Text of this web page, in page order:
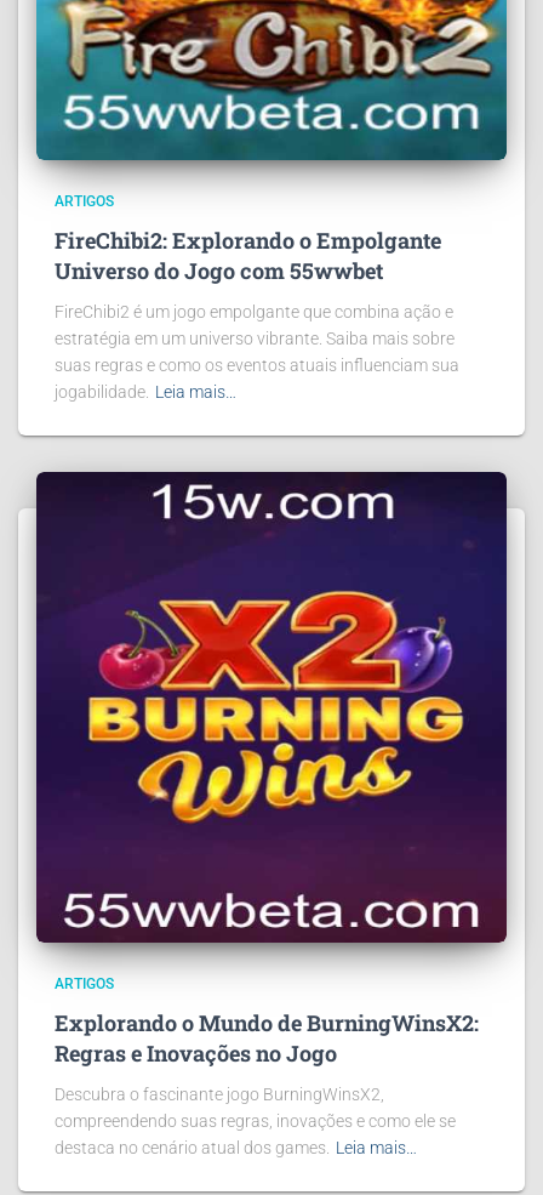
ARTIGOS
FireChibi2: Explorando o Empolgante
Universo do Jogo com 55wwbet
FireChibi2 é um jogo empolgante que combina ação e
estratégia em um universo vibrante. Saiba mais sobre
suas regras e como os eventos atuais influenciam sua
jogabilidade. Leia mais…
ARTIGOS
Explorando o Mundo de BurningWinsX2:
Regras e Inovações no Jogo
Descubra o fascinante jogo BurningWinsX2,
compreendendo suas regras, inovações e como ele se
destaca no cenário atual dos games. Leia mais…